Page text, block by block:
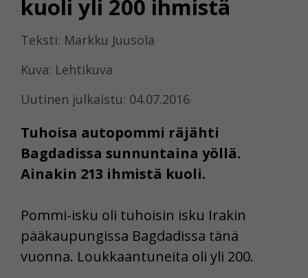
kuoli yli 200 ihmistä
Teksti: Markku Juusola
Kuva: Lehtikuva
Uutinen julkaistu: 04.07.2016
Tuhoisa autopommi räjähti
Bagdadissa sunnuntaina yöllä.
Ainakin 213 ihmistä kuoli.
Pommi-isku oli tuhoisin isku Irakin
pääkaupungissa Bagdadissa tänä
vuonna. Loukkaantuneita oli yli 200.